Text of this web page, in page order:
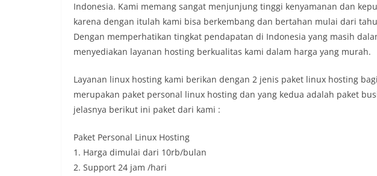
Indonesia. Kami memang sangat menjunjung tinggi kenyamanan dan
karena dengan itulah kami bisa berkembang dan bertahan mulai dari
Dengan memperhatikan tingkat pendapatan di Indonesia yang masih
menyediakan layanan hosting berkualitas kami dalam harga yang murah.
Layanan linux hosting kami berikan dengan 2 jenis paket linux hosting
merupakan paket personal linux hosting dan yang kedua adalah paket
jelasnya berikut ini paket dari kami :
Paket Personal Linux Hosting
1. Harga dimulai dari 10rb/bulan
2. Support 24 jam /hari